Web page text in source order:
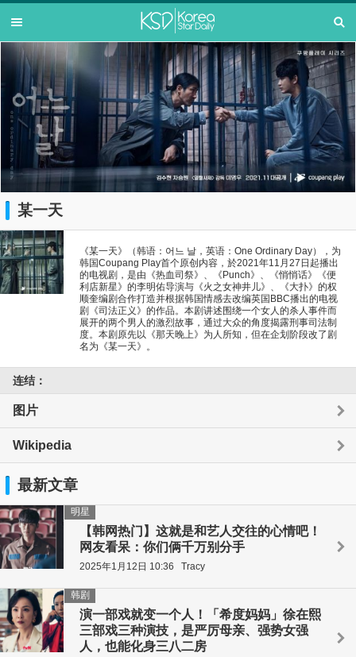
某一天
《某一天》（韩语：어느 날，英语：One Ordinary Day），为
韩国Coupang Play首个原创内容，於2021年11月27日起播出
的电视剧，是由《热血司祭》、《Punch》、《悄悄话》《便
利店新星》的李明佑导演与《火之女神井儿》、《大扑》的权
顺奎编剧合作打造并根据韩国情感去改编英国BBC播出的电视
剧《司法正义》的作品。本剧讲述围绕一个女人的杀人事件而
展开的两个男人的激烈故事，通过大众的角度揭露刑事司法制
度。本剧原先以《那天晚上》为人所知，但在企划阶段改了剧
名为《某一天》。
连结：
图片
Wikipedia
最新文章
【韩网热门】这就是和艺人交往的心情吧！
网友看呆：你们俩千万别分手
明星
2025年1月12日 10:36 Tracy
演一部戏就变一个人！「希度妈妈」徐在熙
三部戏三种演技，是严厉母亲、强势女强
人，也能化身三八二房
韩剧